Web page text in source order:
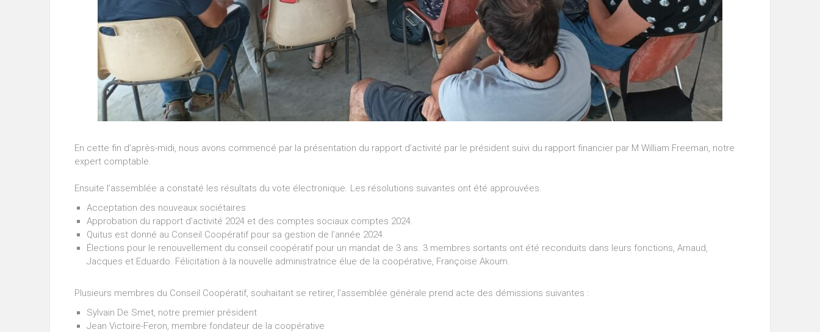
En cette fin d’après-midi, nous avons commencé par la présentation du rapport d’activité par le président suivi du rapport financier par M William Freeman, notre
expert comptable.
Ensuite l’assemblée a constaté les résultats du vote électronique. Les résolutions suivantes ont été approuvées.
Acceptation des nouveaux sociétaires
Approbation du rapport d’activité 2024 et des comptes sociaux comptes 2024.
Quitus est donné au Conseil Coopératif pour sa gestion de l’année 2024.
Élections pour le renouvellement du conseil coopératif pour un mandat de 3 ans. 3 membres sortants ont été reconduits dans leurs fonctions, Arnaud,
Jacques et Eduardo. Félicitation à la nouvelle administratrice élue de la coopérative, Françoise Akoum.
Plusieurs membres du Conseil Coopératif, souhaitant se retirer, l’assemblée générale prend acte des démissions suivantes :
Sylvain De Smet, notre premier président
Jean Victoire-Feron, membre fondateur de la coopérative